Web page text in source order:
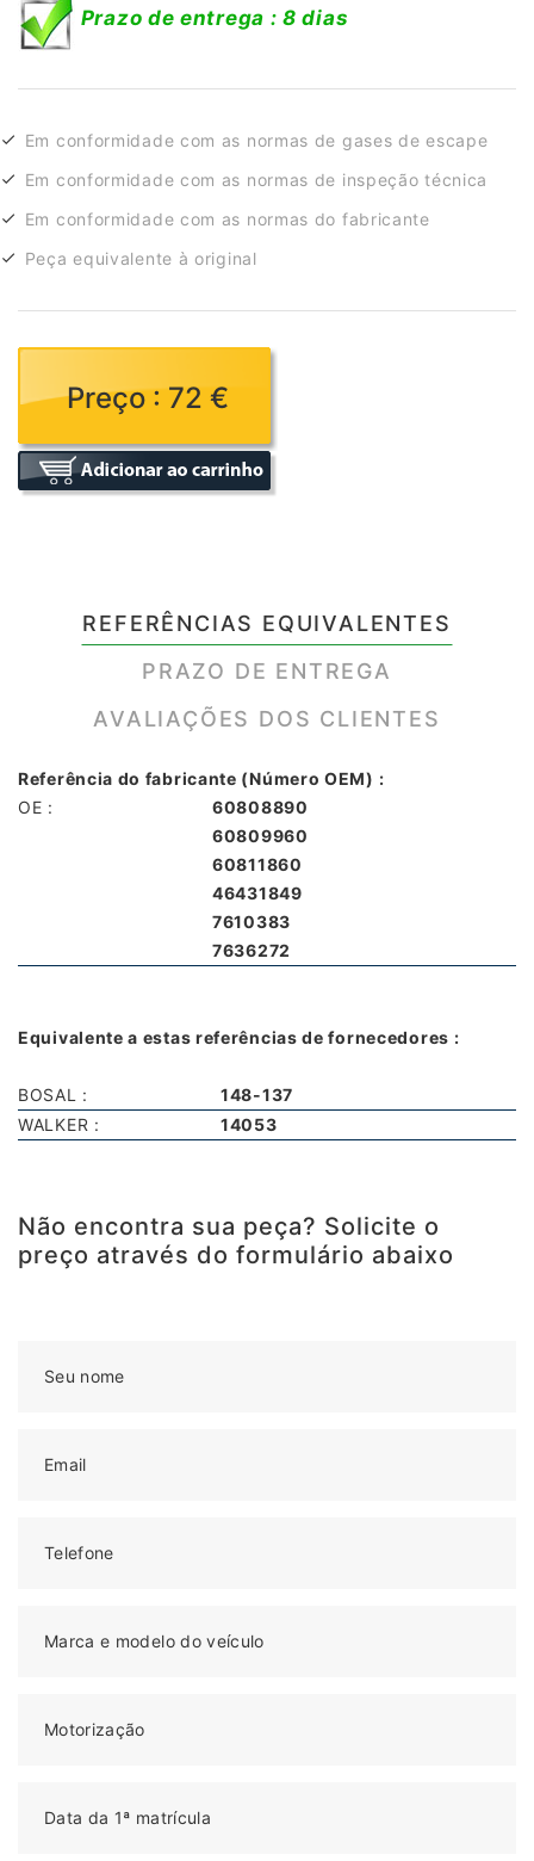
Prazo de entrega : 8 dias
Em conformidade com as normas de gases de escape
Em conformidade com as normas de inspeção técnica
Em conformidade com as normas do fabricante
Peça equivalente à original
Preço : 72 €
REFERÊNCIAS EQUIVALENTES
PRAZO DE ENTREGA
AVALIAÇÕES DOS CLIENTES
Referência do fabricante (Número OEM) :
OE :
60808890
60809960
60811860
46431849
7610383
7636272
Equivalente a estas referências de fornecedores :
BOSAL :
148-137
WALKER :
14053
Não encontra sua peça? Solicite o
preço através do formulário abaixo
Seu nome
Email
Telefone
Marca e modelo do veículo
Motorização
Data da 1ª matrícula